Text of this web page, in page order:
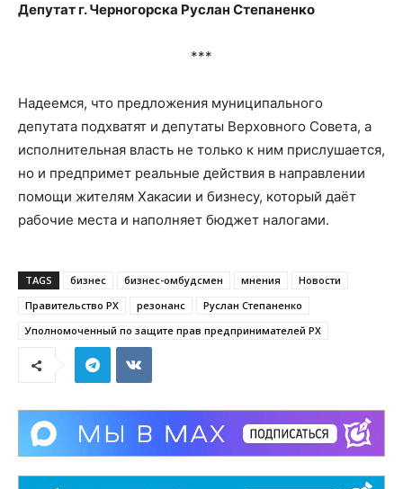
Депутат г. Черногорска Руслан Степаненко
***
Надеемся, что предложения муниципального
депутата подхватят и депутаты Верховного Совета, а
исполнительная власть не только к ним прислушается,
но и предпримет реальные действия в направлении
помощи жителям Хакасии и бизнесу, который даёт
рабочие места и наполняет бюджет налогами.
TAGS бизнес бизнес-омбудсмен мнения
Новости
Правительство РХ
резонанс
Руслан Степаненко
Уполномоченный по защите прав предпринимателей РХ